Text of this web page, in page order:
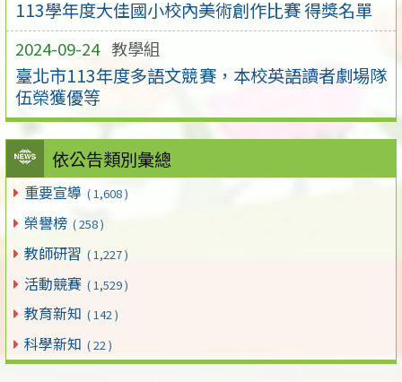
113學年度大佳國小校內美術創作比賽 得獎名單
2024-09-24 教學組
臺北市113年度多語文競賽，本校英語讀者劇場隊
伍榮獲優等
依公告類別彙總
重要宣導 ( 1,608 )
榮譽榜 ( 258 )
教師研習 ( 1,227 )
活動競賽 ( 1,529 )
教育新知 ( 142 )
科學新知 ( 22 )